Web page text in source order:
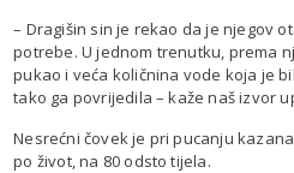
– Dragišin sin je rekao da je njegov
potrebe. U jednom trenutku, prema
pukao i veća količnina vode koja je
tako ga povrijedila – kaže naš izvor
Nesrećni čovek je pri pucanju
po život, na 80 odsto tijela.